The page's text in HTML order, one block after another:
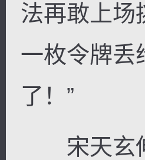
法再敢上场
一枚令牌丢
了！”
宋天玄伸